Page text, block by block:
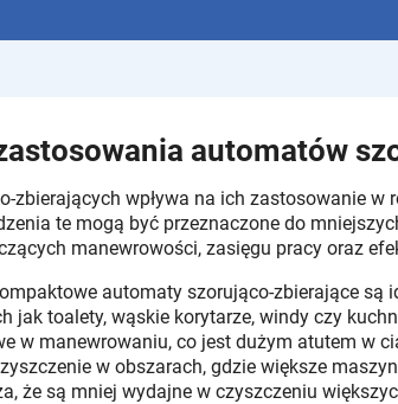
automatów
zbierających wpływa na ich zastosowanie w
te mogą być przeznaczone do
manewrowości, zasięgu pracy oraz
automaty szorująco-zbierające
jak toalety, wąskie korytarze, windy czy
w manewrowaniu, co jest dużym atutem w
w obszarach, gdzie większe
że są mniej wydajne w czyszczeniu